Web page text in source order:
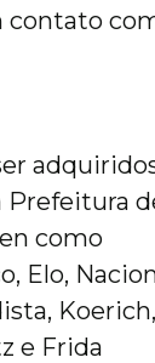
contato
Prefeitura
como
Elo,
Koerich,
e Frida